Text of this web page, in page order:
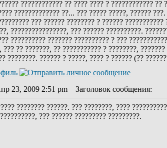
???????????? ?? ???? ???? ? ????????????
????????????? ??... ??? ????? ?????, ??????
??? ?????? ???????? ? ??????
????????????????, ??? ?????? ??????????.
?????????? ??????? ?????????? ? ???
??? ?? ???????, ?? ??????????? ? ????????,
????????. ?????? ? ?????, ???? ? ?????? (??
23, 2009 2:51 pm Заголовок сообщения:
???????? ??????. ??? ????????, ????
??? ?????? ????????? ?????????.